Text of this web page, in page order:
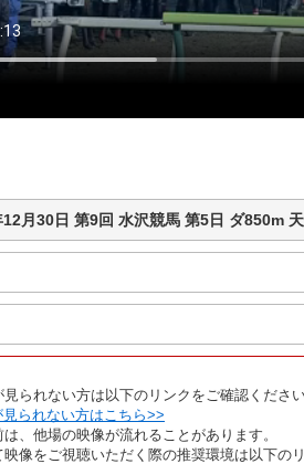
12月30日 第9回 水沢競馬 第5日 ダ850m
見られない方は以下のリンクをご確認ください
見られない方はこちら>>
は、他場の映像が流れることがあります。
映像をご視聴いただく際の推奨環境は以下の